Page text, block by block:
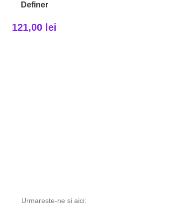
Definer
121,00 lei
Urmareste-ne si aici: